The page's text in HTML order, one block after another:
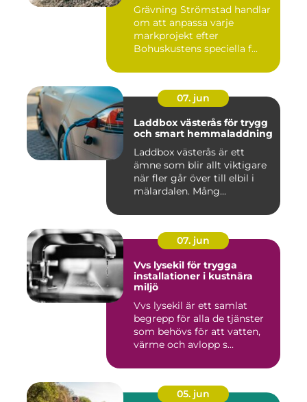
Grävning Strömstad handlar
om att anpassa varje
markprojekt efter
Bohuskustens speciella f...
07. jun
Laddbox västerås för trygg
och smart hemmaladdning
Laddbox västerås är ett
ämne som blir allt viktigare
när fler går över till elbil i
mälardalen. Mång...
07. jun
Vvs lysekil för trygga
installationer i kustnära
miljö
Vvs lysekil är ett samlat
begrepp för alla de tjänster
som behövs för att vatten,
värme och avlopp s...
05. jun